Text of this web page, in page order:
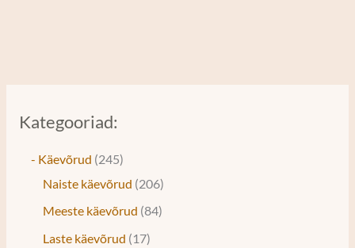
Kategooriad:
- Käevõrud 245
Naiste käevõrud 206
Meeste käevõrud 84
Laste käevõrud
17